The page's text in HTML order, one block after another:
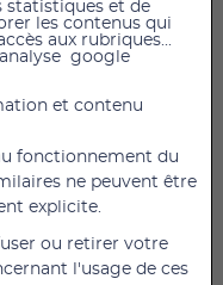
contact
précise sans
statistiques et de
les contenus qui
aux rubriques...
google
et contenu
fonctionnement du
ne peuvent être
explicite.
ou retirer votre
l'usage de ces